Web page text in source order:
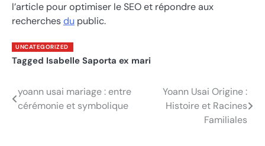
l’article pour optimiser le SEO et répondre aux
recherchesdu public.
UNCATEGORIZED
Tagged Isabelle Saporta ex mari
Post
yoann usai mariage : entre
cérémonie et symbolique
Yoann Usai Origine :
Histoire et Racines
Familiales